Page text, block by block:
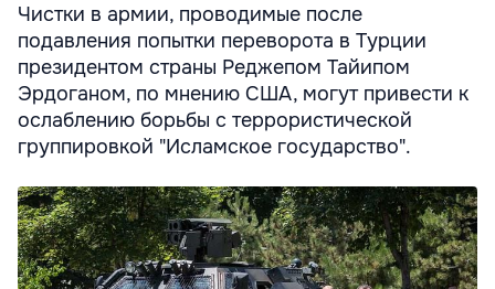
Чистки в армии, проводимые после
подавления попытки переворота в Турции
президентом страны Реджепом Тайипом
Эрдоганом, по мнению США, могут привести к
ослаблению борьбы с террористической
группировкой "Исламское государство".